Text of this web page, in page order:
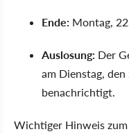
Ende: Montag,
Auslosung: Der
am Dienstag, den
benachrichtigt.
Wichtiger Hinweis zum